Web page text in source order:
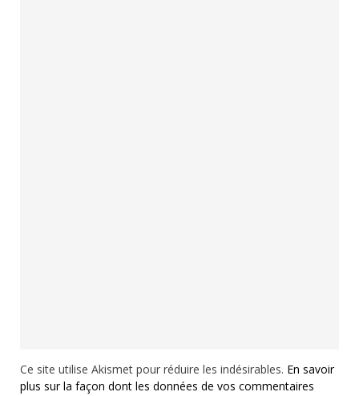
Ce site utilise Akismet pour réduire les indésirables. En savoir
plus sur la façon dont les données de vos commentaires